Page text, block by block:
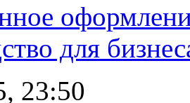
для
23:50